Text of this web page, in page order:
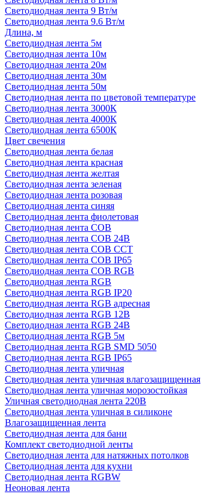
Светодиодная лента 9 Вт/м
Светодиодная лента 9.6 Вт/м
Длина, м
Светодиодная лента 5м
Светодиодная лента 10м
Светодиодная лента 20м
Светодиодная лента 30м
Светодиодная лента 50м
Светодиодная лента по цветовой температуре
Светодиодная лента 3000К
Светодиодная лента 4000К
Светодиодная лента 6500К
Цвет свечения
Светодиодная лента белая
Светодиодная лента красная
Светодиодная лента желтая
Светодиодная лента зеленая
Светодиодная лента розовая
Светодиодная лента синяя
Светодиодная лента фиолетовая
Светодиодная лента COB
Светодиодная лента COB 24В
Светодиодная лента COB CCT
Светодиодная лента COB IP65
Светодиодная лента COB RGB
Светодиодная лента RGB
Светодиодная лента RGB IP20
Светодиодная лента RGB адресная
Светодиодная лента RGB 12В
Светодиодная лента RGB 24В
Светодиодная лента RGB 5м
Светодиодная лента RGB SMD 5050
Светодиодная лента RGB IP65
Светодиодная лента уличная
Светодиодная лента уличная влагозащищенная
Светодиодная лента уличная морозостойкая
Уличная светодиодная лента 220В
Светодиодная лента уличная в силиконе
Влагозащищенная лента
Светодиодная лента для бани
Комплект светодиодной ленты
Светодиодная лента для натяжных потолков
Светодиодная лента для кухни
Светодиодная лента RGBW
Неоновая лента